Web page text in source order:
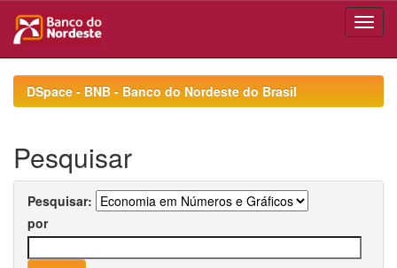
navigationDSpace - BNB - Banco do Nordeste do Brasil
Pesquisar
Pesquisar:
por